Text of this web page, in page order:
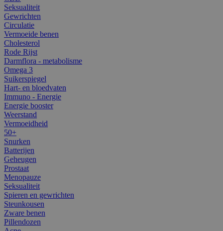
Seksualiteit
Gewrichten
Circulatie
Vermoeide benen
Cholesterol
Rode Rijst
Darmflora - metabolisme
Omega 3
Suikerspiegel
Hart- en bloedvaten
Immuno - Energie
Energie booster
Weerstand
Vermoeidheid
50+
Snurken
Batterijen
Geheugen
Prostaat
Menopauze
Seksualiteit
Spieren en gewrichten
Steunkousen
Zware benen
Pillendozen